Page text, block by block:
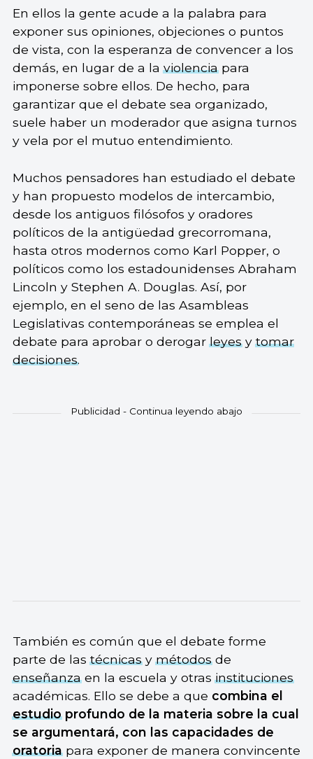
En ellos la gente acude a la palabra para
exponer sus opiniones, objeciones o puntos
de vista, con la esperanza de convencer a los
demás, en lugar de a laviolenciapara
imponerse sobre ellos. De hecho, para
garantizar que el debate sea organizado,
suele haber un moderador que asigna turnos
y vela por el mutuo entendimiento.
Muchos pensadores han estudiado el debate
y han propuesto modelos de intercambio,
desde los antiguos filósofos y oradores
políticos de la antigüedad grecorromana,
hasta otros modernos como Karl Popper, o
políticos como los estadounidenses Abraham
Lincoln y Stephen A. Douglas. Así, por
ejemplo, en el seno de las Asambleas
Legislativas contemporáneas se emplea el
debate para aprobar o derogarleyesytomar
decisiones.
También es común que el debate forme
parte de lastécnicasymétodosde
enseñanzaen la escuela y otrasinstituciones
académicas. Ello se debe a que combina el
estudioprofundo de la materia sobre la cual
se argumentará, con las capacidades de
oratoriapara exponer de manera convincente